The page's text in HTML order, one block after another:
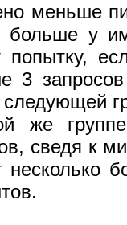
меньше
больше у
попытку,
3
же
сведя к
несколько